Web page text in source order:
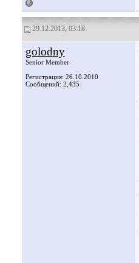
29.12.2013, 03:18
golodny
Senior Member
Регистрация: 26.10.2010
Сообщений: 2,435